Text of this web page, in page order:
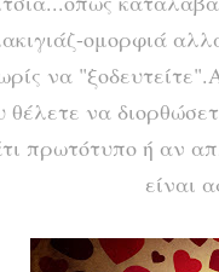
ομορφιά
να
θέλετε να
πρωτότυπο ή αν
είναι